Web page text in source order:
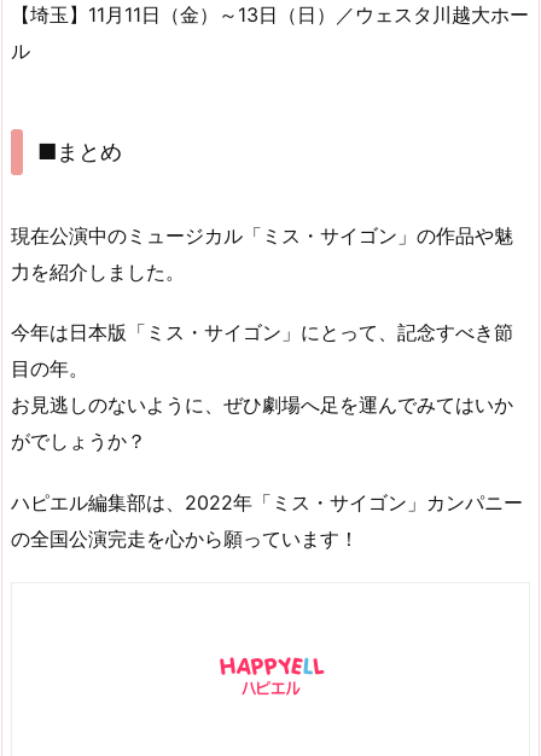
【埼玉】11月11日（金）～13日（日）／ウェスタ川越大ホー
ル
■まとめ
現在公演中のミュージカル「ミス・サイゴン」の作品や魅
力を紹介しました。
今年は日本版「ミス・サイゴン」にとって、記念すべき節
目の年。
お見逃しのないように、ぜひ劇場へ足を運んでみてはいか
がでしょうか？
ハピエル編集部は、2022年「ミス・サイゴン」カンパニー
の全国公演完走を心から願っています！